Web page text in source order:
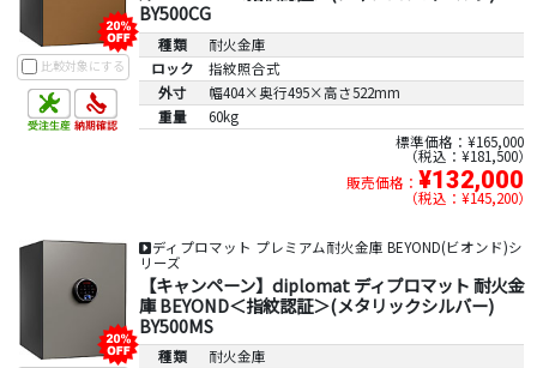
比較対象にする
BY500CG
種類
耐火金庫
ロック
指紋照合式
外寸
幅404×奥行495×高さ522mm
重量
60kg
標準価格：¥165,000
税込：¥181,500
販売価格： ¥132,000
税込：¥145,200
ディプロマット プレミアム耐火金庫 BEYOND(ビオンド)シ
リーズ
【キャンペーン】diplomat ディプロマット 耐火金
庫 BEYOND＜指紋認証＞(メタリックシルバー)
BY500MS
種類
耐火金庫